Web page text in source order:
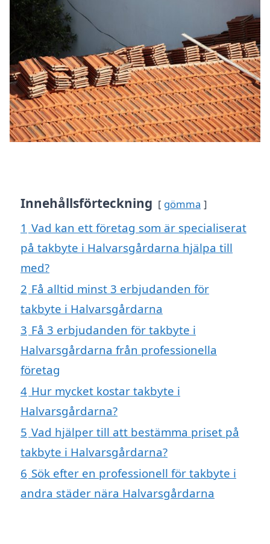
Innehållsförteckning gömma
1 Vad kan ett företag som är specialiserat
på takbyte i Halvarsgårdarna hjälpa till
med?
2 Få alltid minst 3 erbjudanden för
takbyte i Halvarsgårdarna
3 Få 3 erbjudanden för takbyte i
Halvarsgårdarna från professionella
företag
4 Hur mycket kostar takbyte i
Halvarsgårdarna?
5 Vad hjälper till att bestämma priset på
takbyte i Halvarsgårdarna?
6 Sök efter en professionell för takbyte i
andra städer nära Halvarsgårdarna